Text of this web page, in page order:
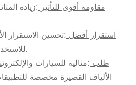
مقاومة أقوى للتأثير:زيادة
استقرار أفضل:تحسين الاستقرار
للاستخدام على المدى الطويل.
طلب:مثالية للسيارات
الألياف القصيرة مخصصة